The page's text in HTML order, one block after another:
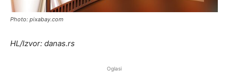
Photo: pixabay.com
HL/Izvor: danas.rs
Oglasi